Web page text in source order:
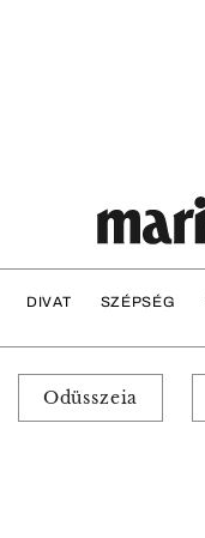
DIVAT SZÉPSÉG
Odüsszeia